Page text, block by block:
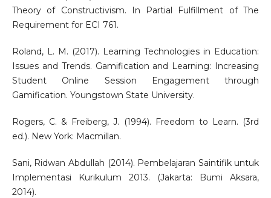
Theory of Constructivism. In Partial Fulfillment of The
Requirement for ECI 761.
Roland, L. M. (2017). Learning Technologies in Education:
Issues and Trends. Gamification and Learning: Increasing
Student Online Session Engagement through
Gamification. Youngstown State University.
Rogers, C. & Freiberg, J. (1994). Freedom to Learn. (3rd
ed.). New York: Macmillan.
Sani, Ridwan Abdullah (2014). Pembelajaran Saintifik untuk
Implementasi Kurikulum 2013. (Jakarta: Bumi Aksara,
2014).